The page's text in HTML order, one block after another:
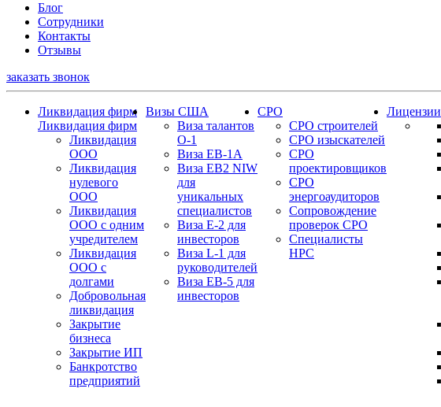
Блог
Сотрудники
Контакты
Отзывы
заказать звонок
Ликвидация фирм
Ликвидация фирм
Ликвидация
ООО
Ликвидация
нулевого
ООО
Ликвидация
ООО с одним
учредителем
Ликвидация
ООО с
долгами
Добровольная
ликвидация
Закрытие
бизнеса
Закрытие ИП
Банкротство
предприятий
Визы США
Виза талантов
О-1
Виза EB-1A
Виза EB2 NIW
для
уникальных
специалистов
Виза E-2 для
инвесторов
Виза L-1 для
руководителей
Виза EB-5 для
инвесторов
СРО
СРО строителей
СРО изыскателей
СРО
проектировщиков
СРО
энергоаудиторов
Сопровождение
проверок СРО
Специалисты
НРС
Лицензии